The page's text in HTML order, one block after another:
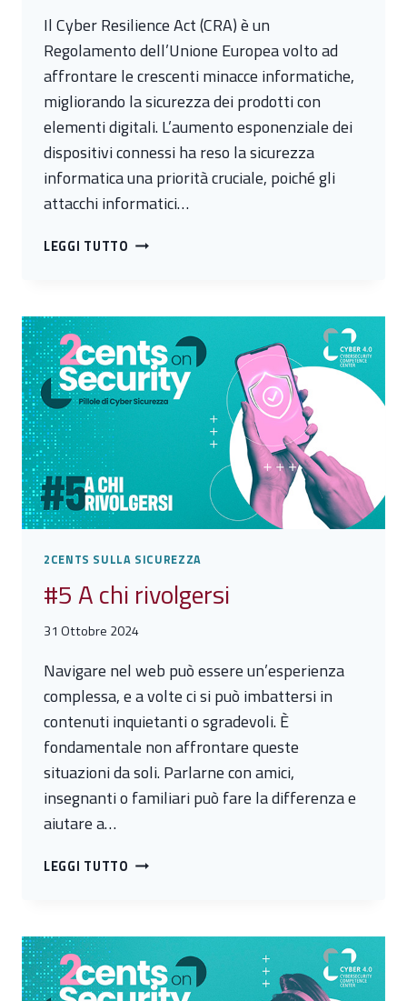
Il Cyber Resilience Act (CRA) è un
Regolamento dell’Unione Europea volto ad
affrontare le crescenti minacce informatiche,
migliorando la sicurezza dei prodotti con
elementi digitali. L’aumento esponenziale dei
dispositivi connessi ha reso la sicurezza
informatica una priorità cruciale, poiché gli
attacchi informatici…
LEGGI TUTTO #6
(
CRA)
-
I
NELL’INDUSTRIA
ITALIANA
2CENTS SULLA SICUREZZA
#5 A chi rivolgersi
31 Ottobre 2024
Navigare nel web può essere un’esperienza
complessa, e a volte ci si può imbattersi in
contenuti inquietanti o sgradevoli. È
fondamentale non affrontare queste
situazioni da soli. Parlarne con amici,
insegnanti o familiari può fare la differenza e
aiutare a…
LEGGI TUTTO #5